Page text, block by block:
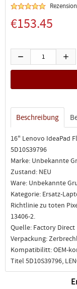
€153.45
Beschreibung
16" Lenovo IdeaPad
5D10S39796
Marke: Unbekannte
Zustand: NEU
Ware: Unbekannte
Kategorie: Ersatz-
Richtlinie zu toten
13406-2.
Quelle: Factory Direct
Verpackung:
Kompatibilitt: OEM-
Titel 5D10S39796,